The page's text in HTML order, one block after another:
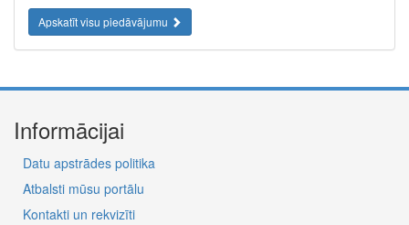
Apskatīt visu piedāvājumu
Informācijai
Datu apstrādes politika
Atbalsti mūsu portālu
Kontakti un rekvizīti